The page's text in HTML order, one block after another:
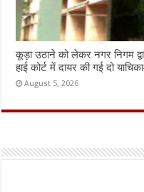
कूड़ा उठाने को लेकर नगर निगम
हाई कोर्ट में दायर की गई दो
August 5, 2026